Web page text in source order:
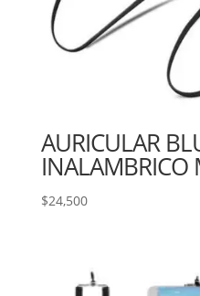
AURICULAR
INALAMBRICO
$24,500